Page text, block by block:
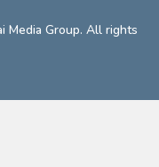
Media Group. All rights